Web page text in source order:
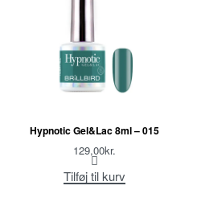
Hypnotic Gel&Lac 8ml – 015
129,00kr.
Tilføj til kurv